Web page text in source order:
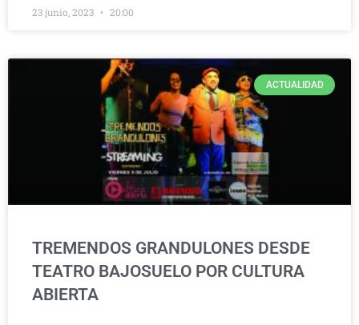
23 junio, 2023 20:00
ACTUALIDAD
TREMENDOS GRANDULONES DESDE
TEATRO BAJOSUELO POR CULTURA
ABIERTA